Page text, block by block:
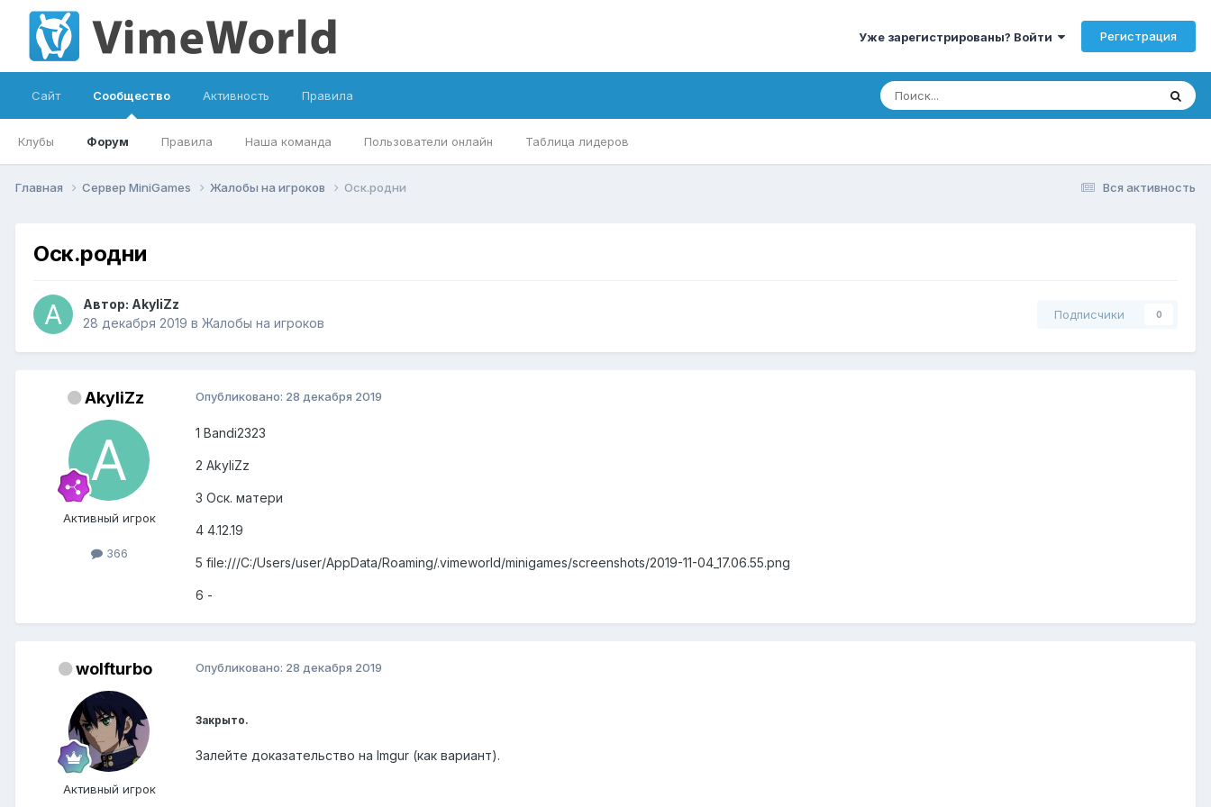
Уже зарегистрированы? Войти Регистрация
Сайт Сообщество
Клубы Форум Правила Наша команда Пользователи онлайн Таблица лидеров
Активность Правила
Вся активность
Главная Сервер MiniGames Жалобы на игроков Оск.родни
Оск.родни
Автор: AkyliZz
28 декабря 2019 в Жалобы на игроков
Подписчики 0
AkyliZz
Активный игрок
366
Опубликовано: 28 декабря 2019
1 Bandi2323
2 AkyliZz
3 Оск. матери
4 4.12.19
5 file:///C:/Users/user/AppData/Roaming/.vimeworld/minigames/screenshots/2019-11-04_17.06.55.png
6 -
wolfturbo
Активный игрок
Опубликовано: 28 декабря 2019
Закрыто.
Залейте доказательство на Imgur (как вариант).